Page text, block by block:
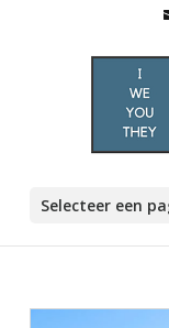
Selecteer een